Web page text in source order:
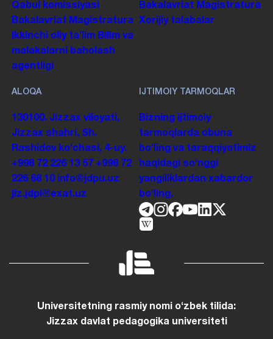
Qabul komissiyasi
Bakalavriat Magistratura
Ikkinchi oliy taʼlim Bilim va
malakalarni baholash
agentligi
Bakalavriat Magistratura
Xorijiy talabalar
ALOQA
130100. Jizzax viloyati,
Jizzax shahri, Sh.
Rashidov koʻchasi, 4-uy.
+998 72 226 13 57 +998 72
226 68 10 info@jdpu.uz
jiz.jdpi@exat.uz
IJTIMOIY TARMOQLAR
Bizning ijtimoiy
tarmoqlarda obuna
boʻling va taraqqiyotimiz
haqidagi soʻnggi
yangiliklardan xabardor
boʻling.
Universitetning rasmiy nomi oʻzbek tilida:
Jizzax davlat pedagogika universiteti